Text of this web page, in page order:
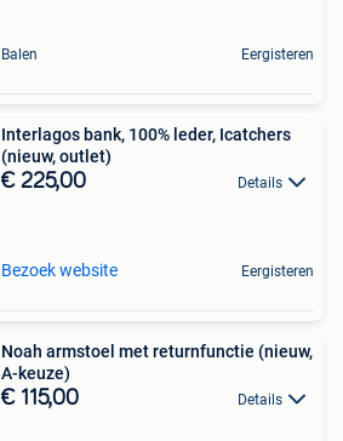
Balen Eergisteren
Interlagos bank, 100% leder, Icatchers
(nieuw, outlet)
€ 225,00 Details
Bezoek website Eergisteren
Noah armstoel met returnfunctie (nieuw,
A-keuze)
€ 115,00 Details